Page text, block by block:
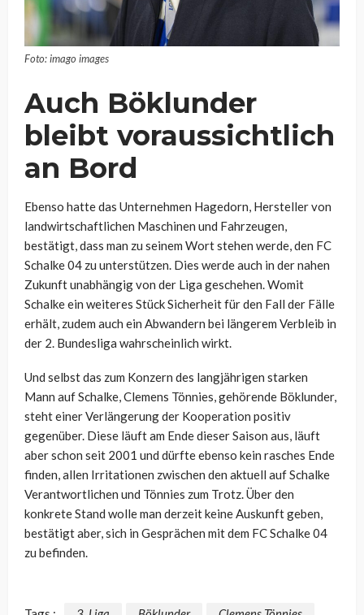
Foto: imago images
Auch Böklunder
bleibt voraussichtlich
an Bord
Ebenso hatte das Unternehmen Hagedorn, Hersteller von
landwirtschaftlichen Maschinen und Fahrzeugen,
bestätigt, dass man zu seinem Wort stehen werde, den FC
Schalke 04 zu unterstützen. Dies werde auch in der nahen
Zukunft unabhängig von der Liga geschehen. Womit
Schalke ein weiteres Stück Sicherheit für den Fall der Fälle
erhält, zudem auch ein Abwandern bei längerem Verbleib in
der 2. Bundesliga wahrscheinlich wirkt.
Und selbst das zum Konzern des langjährigen starken
Mann auf Schalke, Clemens Tönnies, gehörende Böklunder,
steht einer Verlängerung der Kooperation positiv
gegenüber. Diese läuft am Ende dieser Saison aus, läuft
aber schon seit 2001 und dürfte ebenso kein rasches Ende
finden, allen Irritationen zwischen den aktuell auf Schalke
Verantwortlichen und Tönnies zum Trotz. Über den
konkrete Stand wolle man derzeit keine Auskunft geben,
bestätigt aber, sich in Gesprächen mit dem FC Schalke 04
zu befinden.